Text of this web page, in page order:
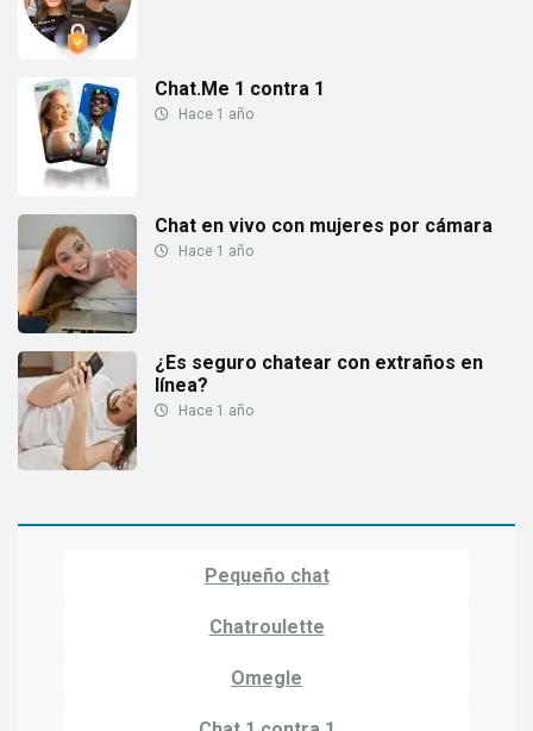
Chat.Me 1 contra 1
Hace 1 año
Chat en vivo con mujeres por cámara
Hace 1 año
¿Es seguro chatear con extraños en
línea?
Hace 1 año
Pequeño chat
Chatroulette
Omegle